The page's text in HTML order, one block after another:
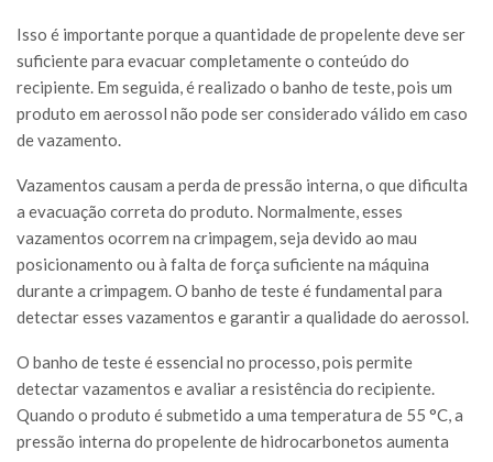
Isso é importante porque a quantidade de propelente deve ser
suficiente para evacuar completamente o conteúdo do
recipiente. Em seguida, é realizado o banho de teste, pois um
produto em aerossol não pode ser considerado válido em caso
de vazamento.
Vazamentos causam a perda de pressão interna, o que dificulta
a evacuação correta do produto. Normalmente, esses
vazamentos ocorrem na crimpagem, seja devido ao mau
posicionamento ou à falta de força suficiente na máquina
durante a crimpagem. O banho de teste é fundamental para
detectar esses vazamentos e garantir a qualidade do aerossol.
O banho de teste é essencial no processo, pois permite
detectar vazamentos e avaliar a resistência do recipiente.
Quando o produto é submetido a uma temperatura de 55 °C, a
pressão interna do propelente de hidrocarbonetos aumenta